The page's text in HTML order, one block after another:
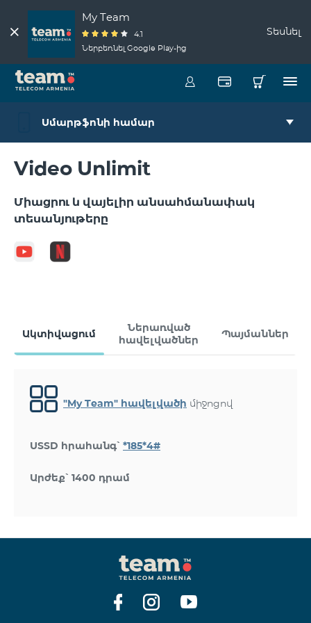
My Team
4.1
Ներբեռնել Google Play-ից
Տեսնել
Սմարթֆոնի համար
Video Unlimit
Միացրու և վայելիր անսահմանափակ
տեսանյութերը
Ակտիվացում
Ներառված
հավելվածներ
Պայմաններ
"My Team" հավելվածի միջոցով
USSD հրահանգ՝ *185*4#
Արժեք՝ 1400 դրամ